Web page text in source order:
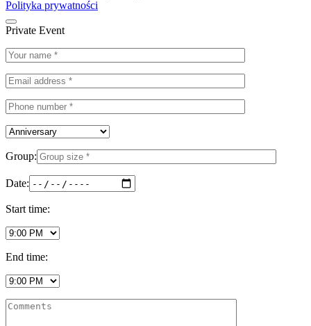
Polityka prywatności
Private Event
Group:
Date:
Start time:
End time: